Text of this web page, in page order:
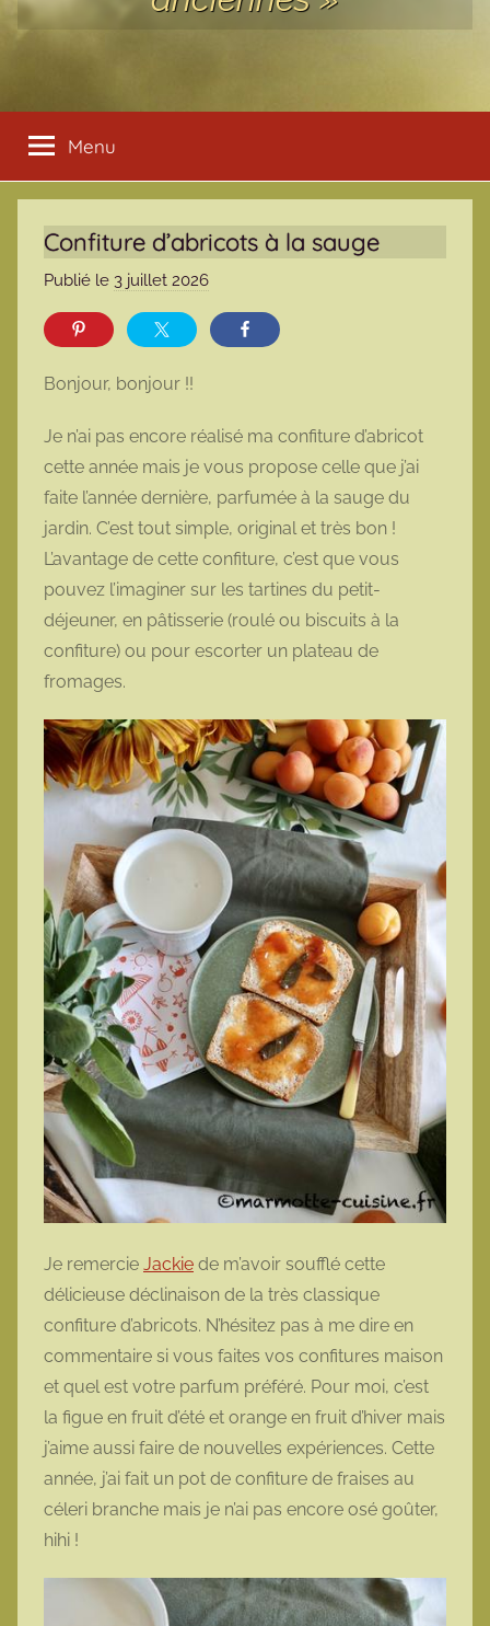
Menu
Confiture d’abricots à la sauge
Publié le 3 juillet 2026
r
o
t
t
e
Bonjour, bonjour !!
Je n’ai pas encore réalisé ma confiture d’abricot
cette année mais je vous propose celle que j’ai
faite l’année dernière, parfumée à la sauge du
jardin. C’est tout simple, original et très bon !
L’avantage de cette confiture, c’est que vous
pouvez l’imaginer sur les tartines du petit-
déjeuner, en pâtisserie (roulé ou biscuits à la
confiture) ou pour escorter un plateau de
fromages.
Je remercie Jackie de m’avoir soufflé cette
délicieuse déclinaison de la très classique
confiture d’abricots. N’hésitez pas à me dire en
commentaire si vous faites vos confitures maison
et quel est votre parfum préféré. Pour moi, c’est
la figue en fruit d’été et orange en fruit d’hiver mais
j’aime aussi faire de nouvelles expériences. Cette
année, j’ai fait un pot de confiture de fraises au
céleri branche mais je n’ai pas encore osé goûter,
hihi !